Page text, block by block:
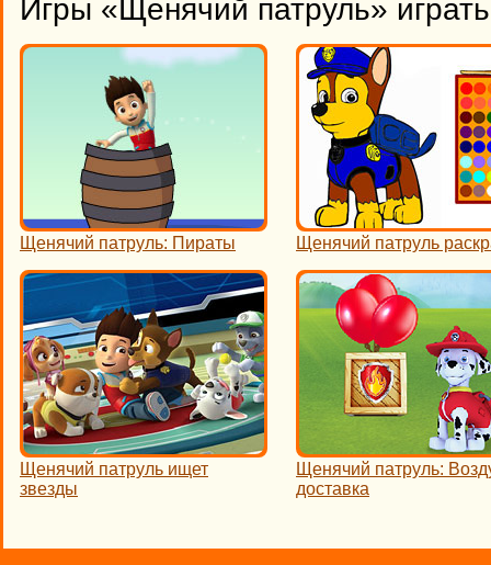
Игры «Щенячий патруль»
Щенячий патруль: Пираты Щенячий патруль
Щенячий патруль ищет
звезды
Щенячий патруль:
доставка